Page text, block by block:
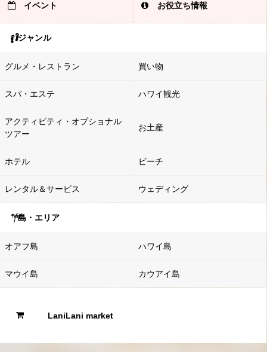
イベント お役立ち情報
ジャンル
グルメ・レストラン 買い物
スパ・エステ ハワイ観光
アクティビティ・オプショナル
ツアー
お土産
ホテル ビーチ
レンタル＆サービス ウェディング
島・エリア
オアフ島 ハワイ島
マウイ島 カウアイ島
LaniLani market